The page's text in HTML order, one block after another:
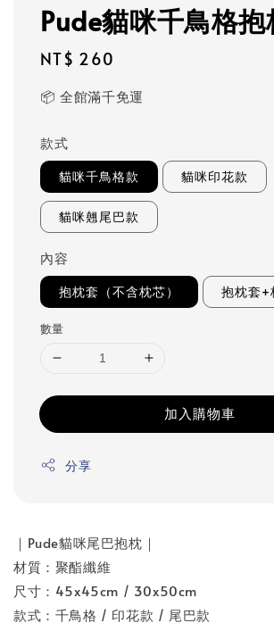
Pude貓咪千鳥格抱
Regular
NT$ 260
📦 全館滿千免運
款式
貓咪千鳥格款 貓咪印花款
貓咪翹尾巴款
內容
抱枕套（不含枕芯） 抱枕套+
數量
加入購物車
分享
｜Pude貓咪尾巴抱枕｜
材質：聚酯纖維
尺寸：45x45cm / 30x50cm
款式：千鳥格 / 印花款 / 尾巴款